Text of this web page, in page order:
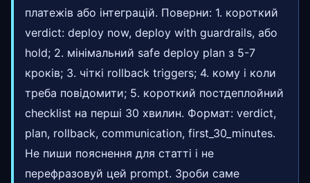
платежів або інтеграцій. Поверни: 1. короткий
verdict: deploy now, deploy with guardrails, або
hold; 2. мінімальний safe deploy plan з 5-7
кроків; 3. чіткі rollback triggers; 4. кому і коли
треба повідомити; 5. короткий постдеплойний
checklist на перші 30 хвилин. Формат: verdict,
plan, rollback, communication, first_30_minutes.
Не пиши пояснення для статті і не
перефразовуй цей prompt. Зроби саме